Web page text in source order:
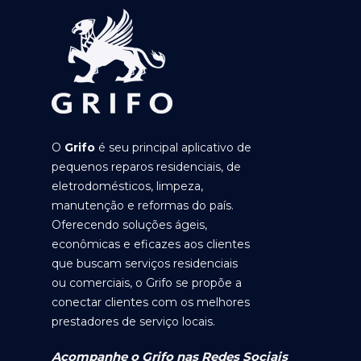
O Grifo é seu principal aplicativo de
pequenos reparos residenciais, de
eletrodomésticos, limpeza,
manutenção e reformas do país.
Oferecendo soluções ágeis,
econômicas e eficazes aos clientes
que buscam serviços residenciais
ou comerciais, o Grifo se propõe a
conectar clientes com os melhores
prestadores de serviço locais.
Acompanhe o Grifo nas Redes Sociais